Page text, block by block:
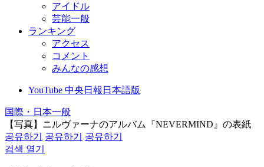
アイドル
芸能一般
ランキング
アクセス
コメント
みんなの感想
YouTube 中央日報日本語版
国際・日本一般
【写真】ニルヴァーナのアルバム『NEVERMIND』の表紙
공유하기
공유하기
공유하기
검색 열기